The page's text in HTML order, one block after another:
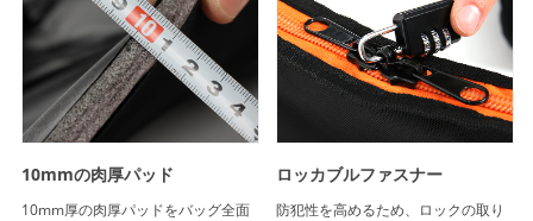
10mmの肉厚パッド
10mm厚の肉厚パッドをバッグ全面
ロッカブルファスナー
防犯性を高めるため、ロックの取り